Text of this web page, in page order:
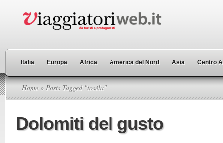
Italia Europa Africa America del Nord Asia Centro
Home » Posts Tagged "tosèla"
Dolomiti del gusto